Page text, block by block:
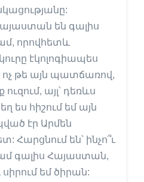
են գալիս
որովհետև
էկոլոգիապես
ոչ թե այն պատճառով,
այլ՝ դեռևս
ես հիշում եմ այն
էր Արմեն
Հարցնում են՝ ինչո՞ւ
գալիս Հայաստան,
եմ ծիրան: